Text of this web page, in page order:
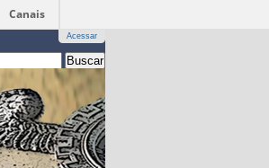
Canais
Acessar